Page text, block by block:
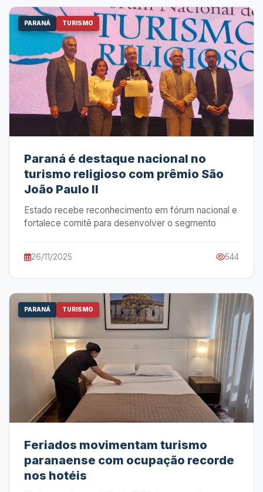
PARANÁ TURISMO
Paraná é destaque nacional no
turismo religioso com prêmio São
João Paulo II
Estado recebe reconhecimento em fórum nacional e
fortalece comitê para desenvolver o segmento
26/11/2025 544
PARANÁ TURISMO
Feriados movimentam turismo
paranaense com ocupação recorde
nos hotéis